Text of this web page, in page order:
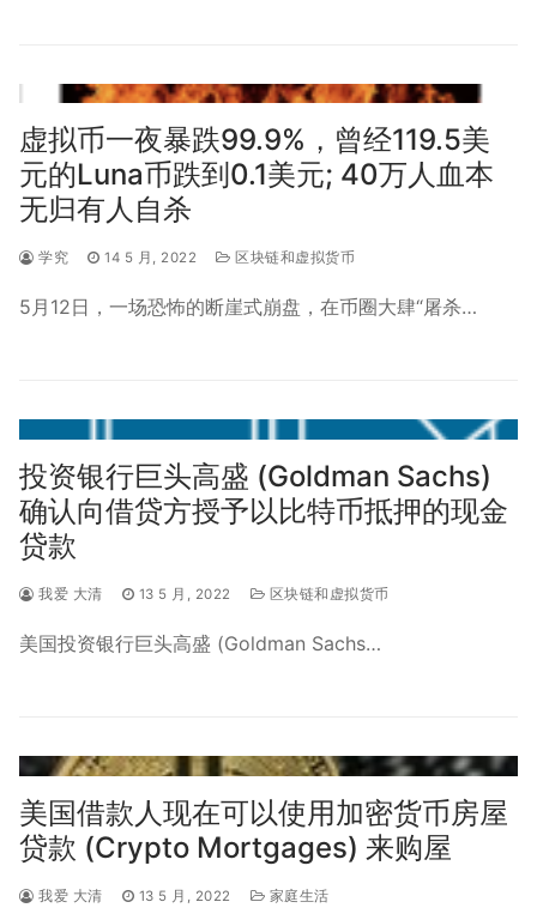
虚拟币一夜暴跌99.9%，曾经119.5美
元的Luna币跌到0.1美元; 40万人血本
无归有人自杀
学究 14 5 月, 2022 区块链和虚拟货币
5月12日，一场恐怖的断崖式崩盘，在币圈大肆“屠杀…
投资银行巨头高盛 (Goldman Sachs)
确认向借贷方授予以比特币抵押的现金
贷款
我爱 大清 13 5 月, 2022 区块链和虚拟货币
美国投资银行巨头高盛 (Goldman Sachs…
美国借款人现在可以使用加密货币房屋
贷款 (Crypto Mortgages) 来购屋
我爱 大清 13 5 月, 2022 家庭生活